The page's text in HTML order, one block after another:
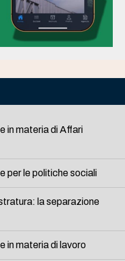
in materia di Affari
per le politiche sociali
la separazione
in materia di lavoro